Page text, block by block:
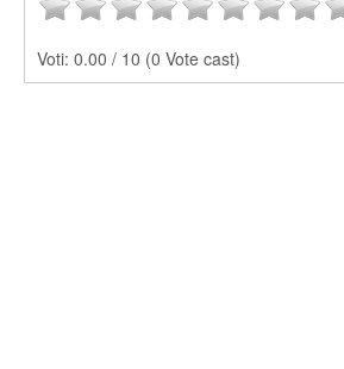
Voti: 0.00 / 10 (0 Vote cast)